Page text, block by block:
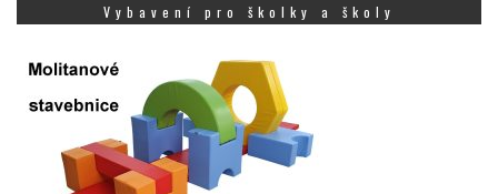
Vybavení pro školky a školy